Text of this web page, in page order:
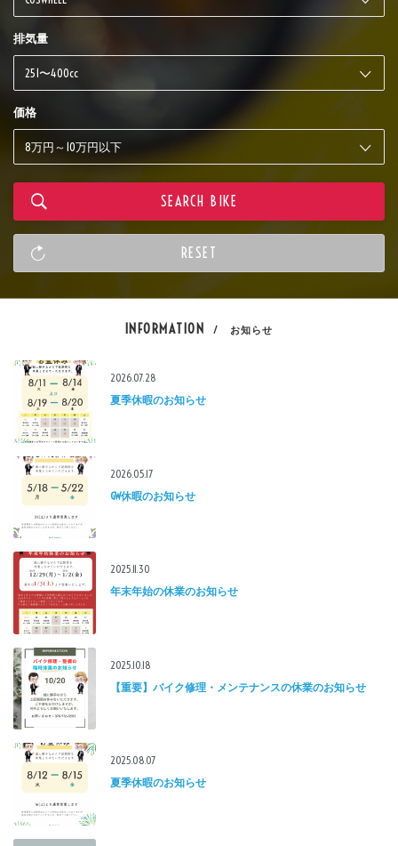
排気量
価格
INFORMATION / お知らせ
2026.07.28
夏季休暇のお知らせ
2026.05.17
GW休暇のお知らせ
2025.11.30
年末年始の休業のお知らせ
2025.10.18
【重要】バイク修理・メンテナンスの休業のお知らせ
2025.08.07
夏季休暇のお知らせ